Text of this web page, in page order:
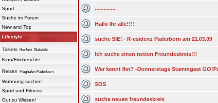
Sport
Suche im Forum
New and Top
Lifestyle
Tickets Herford Bielefeld
Kino/Filmberichte
Reisen Flughafen Paderborn
Wohnung suchen
Sport und Fitness
Gut zu Wissen/
..............
Hallo Ihr alle!!!!
suche SIE! - R-esidenz Paderborn am 21.03.09
Ich suche einen netten Freundeskreis!!!
Wer kennt Ihn? -Donnerstags Stammgast
SOS
suche neuen freundeskreis